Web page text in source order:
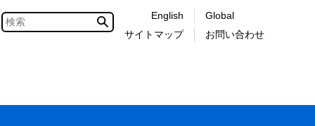
English
サイトマップ
Global
お問い合わせ